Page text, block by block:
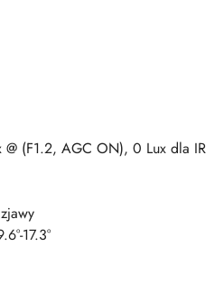
(F1.2, AGC ON), 0 Lux dla IR
17.3°